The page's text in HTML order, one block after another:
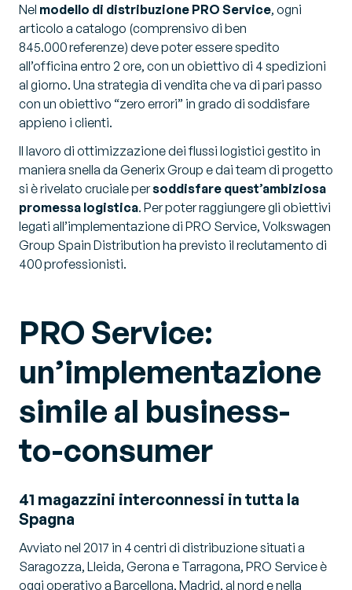
Nel modello di distribuzione PRO Service, ogni
articolo a catalogo (comprensivo di ben
845.000 referenze) deve poter essere spedito
all’officina entro 2 ore, con un obiettivo di 4 spedizioni
al giorno. Una strategia di vendita che va di pari passo
con un obiettivo “zero errori” in grado di soddisfare
appieno i clienti.
Il lavoro di ottimizzazione dei flussi logistici gestito in
maniera snella da Generix Group e dai team di progetto
si è rivelato cruciale persoddisfare quest’ambiziosa
promessa logistica. Per poter raggiungere gli obiettivi
legati all’implementazione di PRO Service, Volkswagen
Group Spain Distribution ha previsto il reclutamento di
400 professionisti.
PRO Service:
un’implementazione
simile al business-
to-consumer
41 magazzini interconnessi in tutta la
Spagna
Avviato nel 2017 in 4 centri di distribuzione situati a
Saragozza, Lleida, Gerona e Tarragona, PRO Service è
oggi operativo a Barcellona, Madrid, al nord e nella